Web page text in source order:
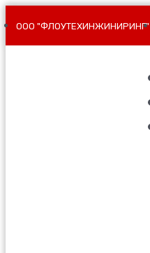
ООО "ФЛОУТЕХИНЖИНИРИНГ"